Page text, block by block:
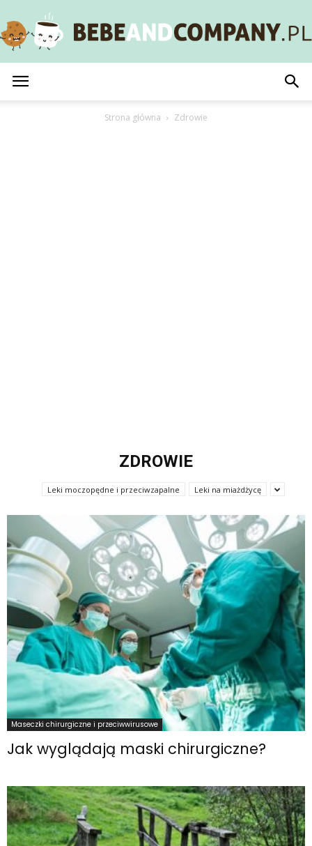
Strona główna Zdrowie
ZDROWIE
Leki moczopędne i przeciwzapalne Leki na miażdżycę
Maseczki chirurgiczne i przeciwwirusowe
Jak wyglądają maski chirurgiczne?